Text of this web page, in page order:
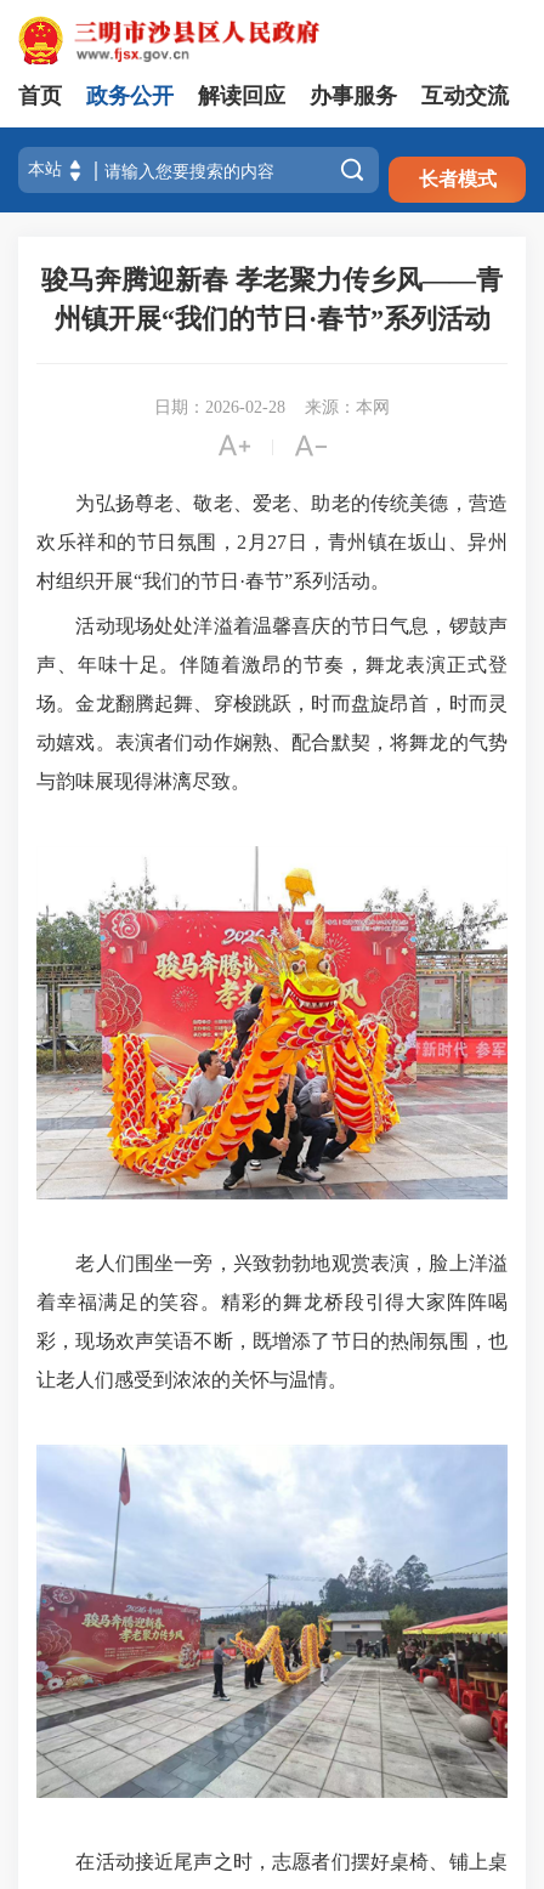
注册 登录
首页 政务公开 解读回应 办事服务 互动交流
 长者模式
骏马奔腾迎新春 孝老聚力传乡风——青
州镇开展“我们的节日·春节”系列活动
日期：2026-02-28 来源：本网
 
为弘扬尊老、敬老、爱老、助老的传统美德，营造
欢乐祥和的节日氛围，2月27日，青州镇在坂山、异州
村组织开展“我们的节日·春节”系列活动。
活动现场处处洋溢着温馨喜庆的节日气息，锣鼓声
声、年味十足。伴随着激昂的节奏，舞龙表演正式登
场。金龙翻腾起舞、穿梭跳跃，时而盘旋昂首，时而灵
动嬉戏。表演者们动作娴熟、配合默契，将舞龙的气势
与韵味展现得淋漓尽致。
老人们围坐一旁，兴致勃勃地观赏表演，脸上洋溢
着幸福满足的笑容。精彩的舞龙桥段引得大家阵阵喝
彩，现场欢声笑语不断，既增添了节日的热闹氛围，也
让老人们感受到浓浓的关怀与温情。
在活动接近尾声之时，志愿者们摆好桌椅、铺上桌